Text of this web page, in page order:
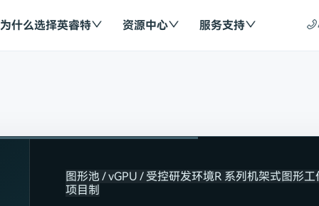
为什么选择英睿特 资源中心 服务支持
图形池 / vGPU / 受控研发环境R 系列机架式图形工
项目制